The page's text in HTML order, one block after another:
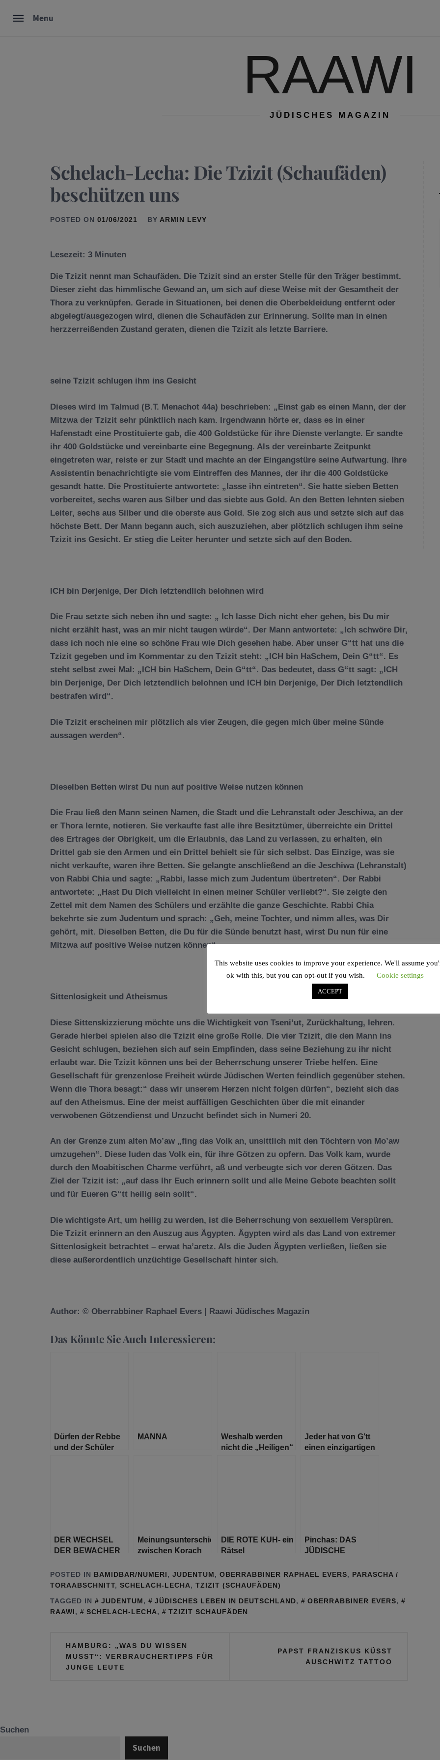
Menu
RAAWI
JÜDISCHES MAGAZIN
Schelach-Lecha: Die Tzizit (Schaufäden)
beschützen uns
POSTED ON 01/06/2021 BY ARMIN LEVY
Lesezeit: 3 Minuten
Die Tzizit nennt man Schaufäden. Die Tzizit sind an erster Stelle für den Träger bestimmt.
Dieser zieht das himmlische Gewand an, um sich auf diese Weise mit der Gesamtheit der
Thora zu verknüpfen. Gerade in Situationen, bei denen die Oberbekleidung entfernt oder
abgelegt/ausgezogen wird, dienen die Schaufäden zur Erinnerung. Sollte man in einen
herzzerreißenden Zustand geraten, dienen die Tzizit als letzte Barriere.
seine Tzizit schlugen ihm ins Gesicht
Dieses wird im Talmud (B.T. Menachot 44a) beschrieben: „Einst gab es einen Mann, der der
Mitzwa der Tzizit sehr pünktlich nach kam. Irgendwann hörte er, dass es in einer
Hafenstadt eine Prostituierte gab, die 400 Goldstücke für ihre Dienste verlangte. Er sandte
ihr 400 Goldstücke und vereinbarte eine Begegnung. Als der vereinbarte Zeitpunkt
eingetreten war, reiste er zur Stadt und machte an der Eingangstüre seine Aufwartung. Ihre
Assistentin benachrichtigte sie vom Eintreffen des Mannes, der ihr die 400 Goldstücke
gesandt hatte. Die Prostituierte antwortete: „lasse ihn eintreten“. Sie hatte sieben Betten
vorbereitet, sechs waren aus Silber und das siebte aus Gold. An den Betten lehnten sieben
Leiter, sechs aus Silber und die oberste aus Gold. Sie zog sich aus und setzte sich auf das
höchste Bett. Der Mann begann auch, sich auszuziehen, aber plötzlich schlugen ihm seine
Tzizit ins Gesicht. Er stieg die Leiter herunter und setzte sich auf den Boden.
ICH bin Derjenige, Der Dich letztendlich belohnen wird
Die Frau setzte sich neben ihn und sagte: „ Ich lasse Dich nicht eher gehen, bis Du mir
nicht erzählt hast, was an mir nicht taugen würde“. Der Mann antwortete: „Ich schwöre Dir,
dass ich noch nie eine so schöne Frau wie Dich gesehen habe. Aber unser G“tt hat uns die
Tzizit gegeben und im Kommentar zu den Tzizit steht: „ICH bin HaSchem, Dein G“tt“. Es
steht selbst zwei Mal: „ICH bin HaSchem, Dein G“tt“. Das bedeutet, dass G“tt sagt: „ICH
bin Derjenige, Der Dich letztendlich belohnen und ICH bin Derjenige, Der Dich letztendlich
bestrafen wird“.
Die Tzizit erscheinen mir plötzlich als vier Zeugen, die gegen mich über meine Sünde
aussagen werden“.
Dieselben Betten wirst Du nun auf positive Weise nutzen können
Die Frau ließ den Mann seinen Namen, die Stadt und die Lehranstalt oder Jeschiwa, an der
er Thora lernte, notieren. Sie verkaufte fast alle ihre Besitztümer, überreichte ein Drittel
des Ertrages der Obrigkeit, um die Erlaubnis, das Land zu verlassen, zu erhalten, ein
Drittel gab sie den Armen und ein Drittel behielt sie für sich selbst. Das Einzige, was sie
nicht verkaufte, waren ihre Betten. Sie gelangte anschließend an die Jeschiwa (Lehranstalt)
von Rabbi Chia und sagte: „Rabbi, lasse mich zum Judentum übertreten“. Der Rabbi
antwortete: „Hast Du Dich vielleicht in einen meiner Schüler verliebt?“. Sie zeigte den
Zettel mit dem Namen des Schülers und erzählte die ganze Geschichte. Rabbi Chia
bekehrte sie zum Judentum und sprach: „Geh, meine Tochter, und nimm alles, was Dir
gehört, mit. Dieselben Betten, die Du für die Sünde benutzt hast, wirst Du nun für eine
Mitzwa auf positive Weise nutzen können“.
Sittenlosigkeit und Atheismus
Diese Sittenskizzierung möchte uns die Wichtigkeit von Tseni’ut, Zurückhaltung, lehren.
Gerade hierbei spielen also die Tzizit eine große Rolle. Die vier Tzizit, die den Mann ins
Gesicht schlugen, beziehen sich auf sein Empfinden, dass seine Beziehung zu ihr nicht
erlaubt war. Die Tzizit können uns bei der Beherrschung unserer Triebe helfen. Eine
Gesellschaft für grenzenlose Freiheit würde Jüdischen Werten feindlich gegenüber stehen.
Wenn die Thora besagt:“ dass wir unserem Herzen nicht folgen dürfen“, bezieht sich das
auf den Atheismus. Eine der meist auffälligen Geschichten über die mit einander
verwobenen Götzendienst und Unzucht befindet sich in Numeri 20.
An der Grenze zum alten Mo’aw „fing das Volk an, unsittlich mit den Töchtern von Mo’aw
umzugehen“. Diese luden das Volk ein, für ihre Götzen zu opfern. Das Volk kam, wurde
durch den Moabitischen Charme verführt, aß und verbeugte sich vor deren Götzen. Das
Ziel der Tzizit ist: „auf dass Ihr Euch erinnern sollt und alle Meine Gebote beachten sollt
und für Eueren G“tt heilig sein sollt“.
Die wichtigste Art, um heilig zu werden, ist die Beherrschung von sexuellem Verspüren.
Die Tzizit erinnern an den Auszug aus Ägypten. Ägypten wird als das Land von extremer
Sittenlosigkeit betrachtet – erwat ha’aretz. Als die Juden Ägypten verließen, ließen sie
diese außerordentlich unzüchtige Gesellschaft hinter sich.
Author: © Oberrabbiner Raphael Evers | Raawi Jüdisches Magazin
Das Könnte Sie Auch Interessieren:
Dürfen der Rebbe
und der Schüler
MANNA
Weshalb werden
nicht die „Heiligen“
Jeder hat von G’tt
einen einzigartigen
DER WECHSEL
DER BEWACHER
(Tabernakel) UND
AM MIKDASCH
Meinungsunterschiede
zwischen Korach
DIE ROTE KUH- ein
Rätsel
Aufbewahrung
Pinchas: DAS
JÜDISCHE
POSTED IN BAMIDBAR/NUMERI, JUDENTUM, OBERRABBINER RAPHAEL EVERS, PARASCHA /
TORAABSCHNITT, SCHELACH-LECHA, TZIZIT (SCHAUFÄDEN)
TAGGED IN
JUDENTUM, JÜDISCHES LEBEN IN DEUTSCHLAND, OBERRABBINER EVERS,
RAAWI, SCHELACH-LECHA, TZIZIT SCHAUFÄDEN
Beitragsnavigation
HAMBURG: „WAS DU WISSEN
MUSST“: VERBRAUCHERTIPPS FÜR
JUNGE LEUTE
PAPST FRANZISKUS KÜSST
AUSCHWITZ TATTOO
Suchen
Suchen
This website uses cookies to improve your experience. We'll assume
ok with this, but you can opt-out if you wish.
Cookie settings
ACCEPT